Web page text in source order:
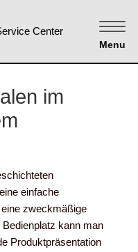
Menu
im
einfache
zweckmäßige
kann man
Produktpräsentation